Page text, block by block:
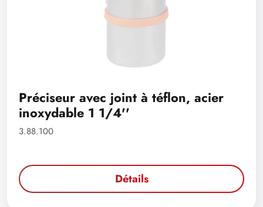
Préciseur avec joint à téflon, acier
inoxydable 1 1/4''
3.88.100
Détails